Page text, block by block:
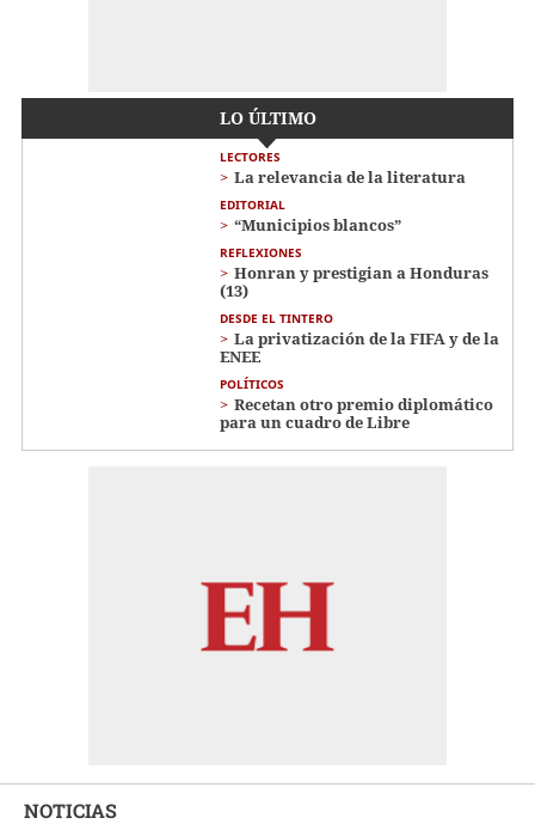
LO ÚLTIMO
LECTORES
La relevancia de la literatura
EDITORIAL
“Municipios blancos”
REFLEXIONES
Honran y prestigian a Honduras
(13)
DESDE EL TINTERO
La privatización de la FIFA y de la
ENEE
POLÍTICOS
Recetan otro premio diplomático
para un cuadro de Libre
NOTICIAS